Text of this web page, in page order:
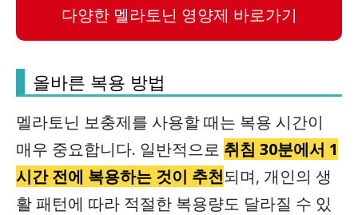
다양한 멜라토닌 영양제 바로가기
올바른 복용 방법
멜라토닌 보충제를 사용할 때는 복용 시간이
매우 중요합니다. 일반적으로 취침 30분에서 1
시간 전에 복용하는 것이 추천되며, 개인의 생
활 패턴에 따라 적절한 복용량도 달라질 수 있